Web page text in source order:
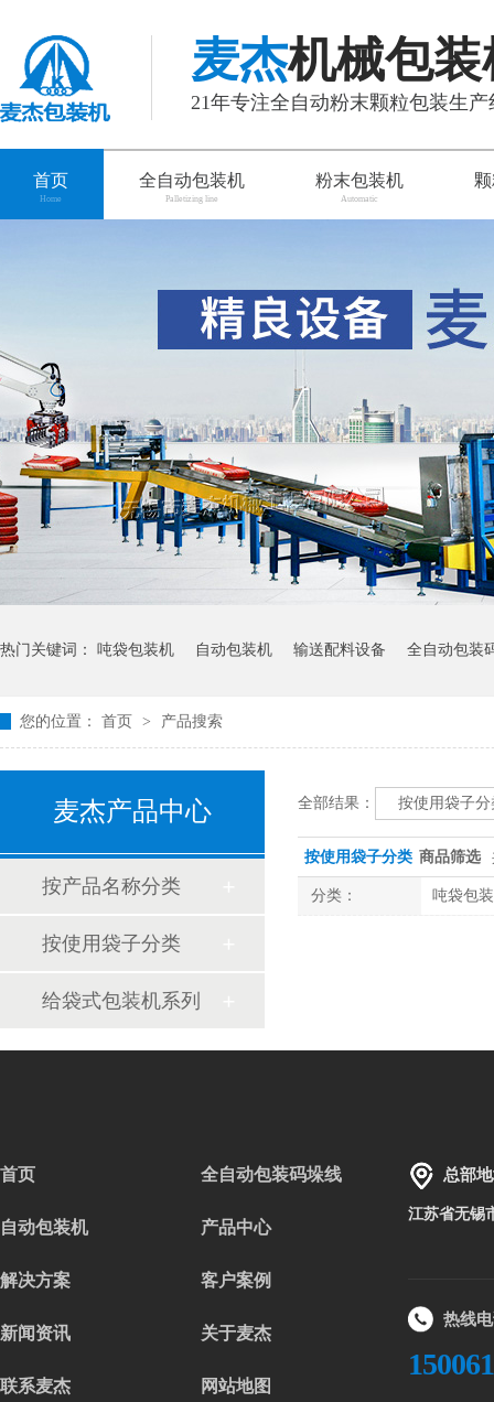
麦杰机械包装
21年专注全自动粉末颗粒包装生
首页
Home
全自动包装机
Palletizing line
粉末包装机
Automatic
热门关键词： 吨袋包装机 自动包装机 输送配料设备 全自动包装
您的位置： 首页 > 产品搜索
麦杰产品中心
按产品名称分类
按使用袋子分类
给袋式包装机系列
全部结果： 按使用袋子分
按使用袋子分类 商品筛选
分类： 吨袋包
首页 全自动包装码垛线
自动包装机 产品中心
解决方案 客户案例
新闻资讯 关于麦杰
联系麦杰 网站地图
总部
江苏省无锡
热线